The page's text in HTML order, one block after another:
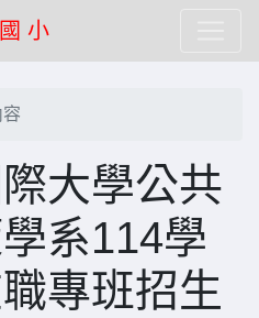
小
大學公共
系114學
專班招生